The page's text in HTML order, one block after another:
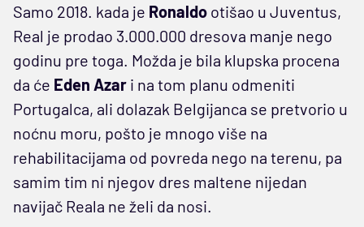
Samo 2018. kada je Ronaldo otišao u Juventus,
Real je prodao 3.000.000 dresova manje nego
godinu pre toga. Možda je bila klupska procena
da će Eden Azar i na tom planu odmeniti
Portugalca, ali dolazak Belgijanca se pretvorio u
noćnu moru, pošto je mnogo više na
rehabilitacijama od povreda nego na terenu, pa
samim tim ni njegov dres maltene nijedan
navijač Reala ne želi da nosi.